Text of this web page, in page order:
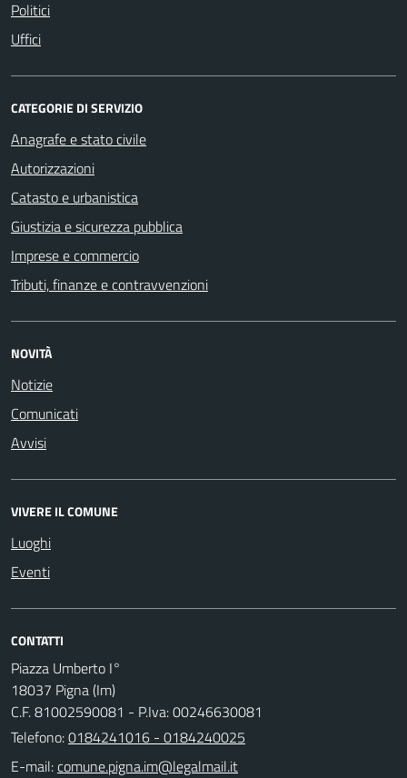
Politici
Uffici
CATEGORIE DI SERVIZIO
Anagrafe e stato civile
Autorizzazioni
Catasto e urbanistica
Giustizia e sicurezza pubblica
Imprese e commercio
Tributi, finanze e contravvenzioni
NOVITÀ
Notizie
Comunicati
Avvisi
VIVERE IL COMUNE
Luoghi
Eventi
CONTATTI
Piazza Umberto I°
18037 Pigna (Im)
C.F. 81002590081 - P.Iva: 00246630081
Telefono:0184241016 - 0184240025
E-mail: